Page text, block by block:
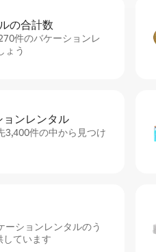
の合⁠計⁠数
件のバケーションレ
ょう
ンレ⁠ン⁠タ⁠ル
3,400件の中から見つけ
ーションレンタルのう
しています